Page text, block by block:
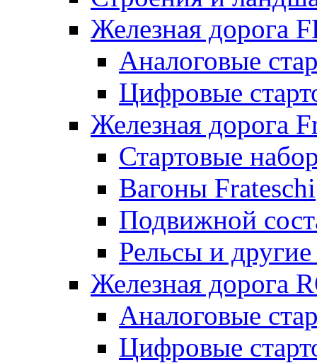
Железная дорога
Аналоговые
Цифровые
Железная дорога
Стартовые
Вагоны Frateschi
Подвижной
Рельсы и
Железная дорога
Аналоговые
Цифровые